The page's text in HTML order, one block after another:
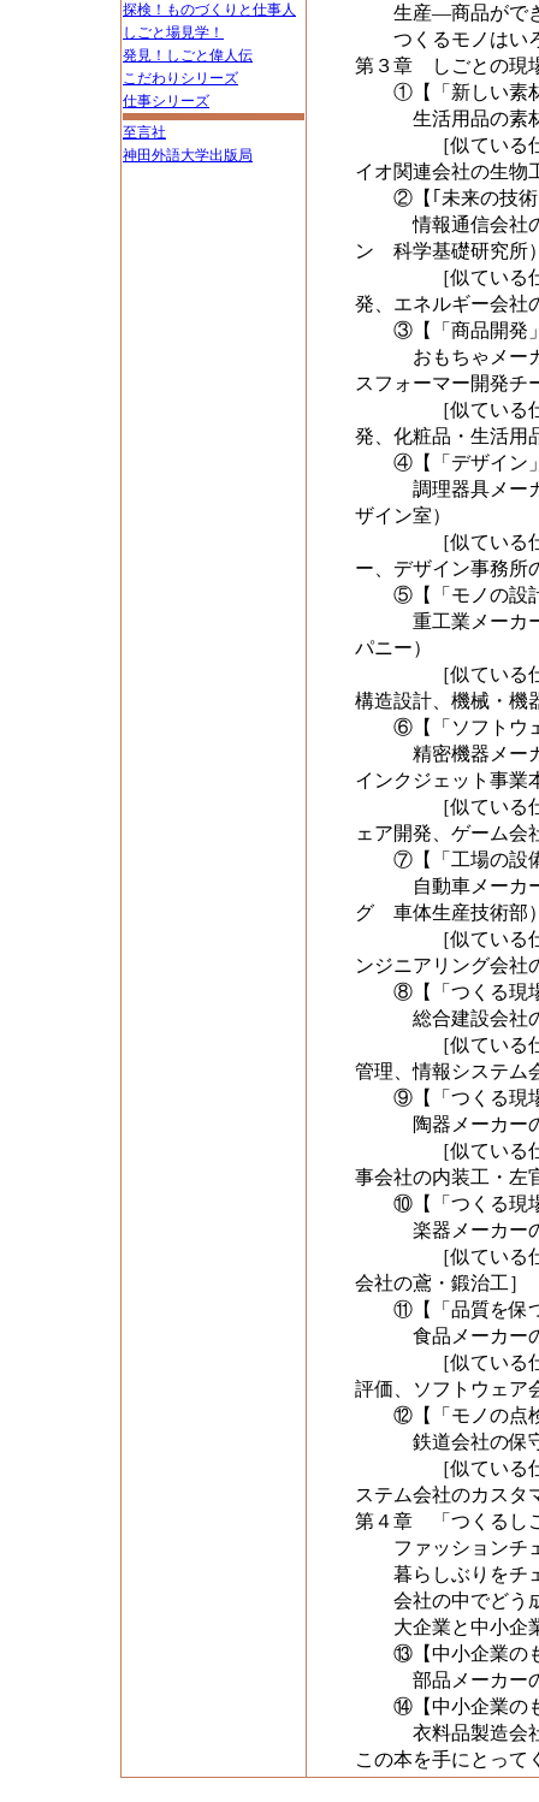
探検！ものづくりと仕事人
しごと場見学！
発見！しごと偉人伝
こだわりシリーズ
仕事シリーズ
至言社
神田外語大学出版局
生産―商品ができ
つくるモノはい
第３章 しごとの現
①【「新しい素材
生活用品の素材
［似ている仕事
イオ関連会社の生物
②【｢未来の技術
情報通信会社の
ン 科学基礎研究所
［似ている仕事
発、エネルギー会社
③【「商品開発」
おもちゃメーカ
スフォーマー開発チ
［似ている仕事
発、化粧品・生活用
④【「デザイン」
調理器具メーカ
ザイン室）
［似ている仕事
ー、デザイン事務所
⑤【「モノの設計
重工業メーカー
パニー）
［似ている仕事
構造設計、機械・機
⑥【「ソフトウェ
精密機器メーカ
インクジェット事業
［似ている仕事
ェア開発、ゲーム会
⑦【「工場の設備
自動車メーカー
グ 車体生産技術部
［似ている仕事
ンジニアリング会社
⑧【「つくる現場
総合建設会社の
［似ている仕事
管理、情報システム
⑨【「つくる現場
陶器メーカーの
［似ている仕事
事会社の内装工・左
⑩【「つくる現場
楽器メーカーの
［似ている仕事
会社の鳶・鍛治工］
⑪【「品質を保つ
食品メーカーの
［似ている仕事
評価、ソフトウェア
⑫【「モノの点検
鉄道会社の保守
［似ている仕事
ステム会社のカスタ
第４章 「つくるし
ファッションチ
暮らしぶりをチ
会社の中でどう
大企業と中小企
⑬【中小企業のも
部品メーカーの
⑭【中小企業のも
衣料品製造会社
この本を手にとって